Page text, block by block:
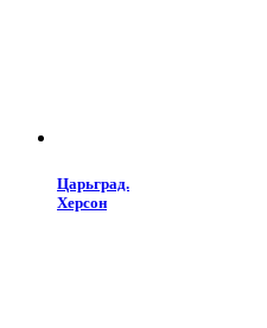
Царьград.
Херсон